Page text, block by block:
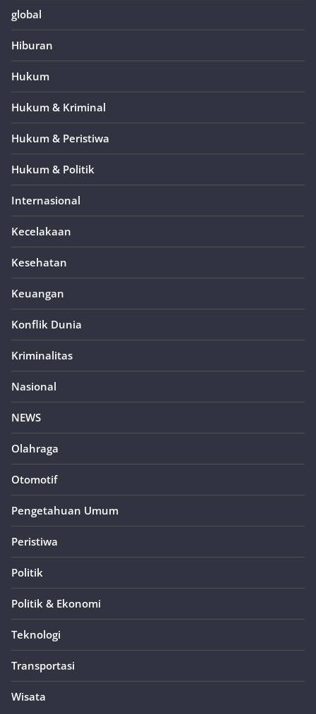
global
Hiburan
Hukum
Hukum & Kriminal
Hukum & Peristiwa
Hukum & Politik
Internasional
Kecelakaan
Kesehatan
Keuangan
Konflik Dunia
Kriminalitas
Nasional
NEWS
Olahraga
Otomotif
Pengetahuan Umum
Peristiwa
Politik
Politik & Ekonomi
Teknologi
Transportasi
Wisata